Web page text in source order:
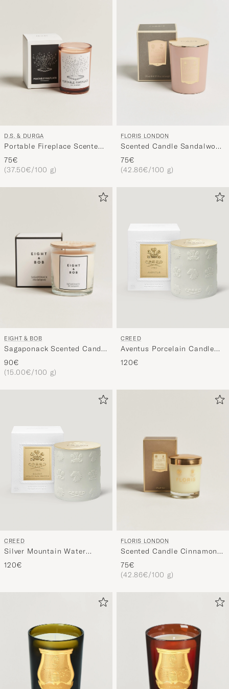
D.S. & DURGA
Portable Fireplace Scented
Candle 200g
75€
(37.50€/100 g)
FLORIS LONDON
Scented Candle Sandalwood
& Patchouli 175g
75€
(42.86€/100 g)
EIGHT & BOB
Sagaponack Scented Candle
600g
90€
(15.00€/100 g)
CREED
Aventus Porcelain Candle
220g
120€
CREED
Silver Mountain Water
Porcelain Candle 220g
120€
FLORIS LONDON
Scented Candle Cinnamon &
Tangerine 175g
75€
(42.86€/100 g)